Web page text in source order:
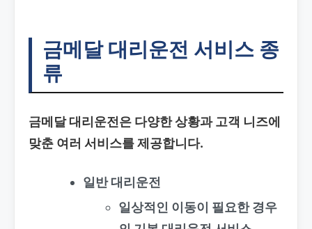
금메달 대리운전 서비스 종
류
금메달 대리운전은 다양한 상황과 고객 니즈에
맞춘 여러 서비스를 제공합니다.
일반 대리운전
일상적인 이동이 필요한 경우